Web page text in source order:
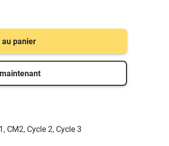
panier
, CM2, Cycle 2, Cycle 3